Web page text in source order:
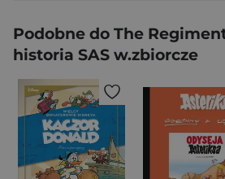
Podobne do The
historia SAS w.zbiorcze